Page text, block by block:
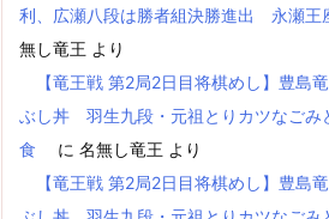
利、広瀬八段は勝者組決勝進出 永瀬王
無し竜王 より
【竜王戦 第2局2日目将棋めし】豊島
ぶし丼 羽生九段・元祖とりカツなごみ
食
に 名無し竜王 より
【竜王戦 第2局2日目将棋めし】豊島